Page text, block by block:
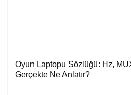
Oyun Laptopu Sözlüğü: Hz,
Gerçekte Ne Anlatır?